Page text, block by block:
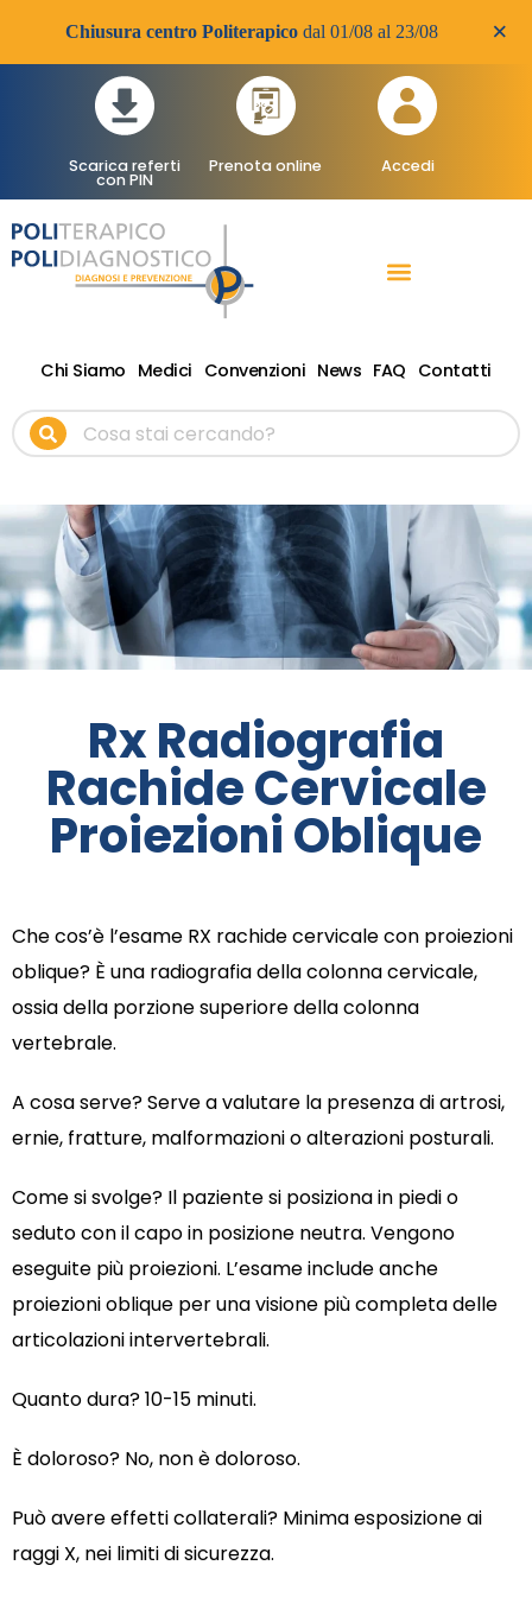
Chiusura centro Politerapicodal 01/08 al 23/08 ×
Scarica referti
con PIN
Prenota online Accedi
Chi Siamo Medici Convenzioni News FAQ Contatti
Rx Radiografia
Rachide Cervicale
Proiezioni Oblique
Che cos’è l’esame RX rachide cervicale con proiezioni
oblique? È una radiografia della colonna cervicale,
ossia della porzione superiore della colonna
vertebrale.
A cosa serve? Serve a valutare la presenza di artrosi,
ernie, fratture, malformazioni o alterazioni posturali.
Come si svolge? Il paziente si posiziona in piedi o
seduto con il capo in posizione neutra. Vengono
eseguite più proiezioni. L’esame include anche
proiezioni oblique per una visione più completa delle
articolazioni intervertebrali.
Quanto dura? 10-15 minuti.
È doloroso? No, non è doloroso.
Può avere effetti collaterali? Minima esposizione ai
raggi X, nei limiti di sicurezza.